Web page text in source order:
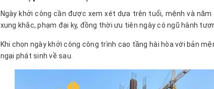
Ngày khởi công cần được xem xét dựa trên tuổi, mệnh và
xung khắc, phạm đại kỵ, đồng thời ưu tiên ngày có ngũ hành
Khi chọn ngày khởi công công trình cao tầng hài hòa với bản
ngại phát sinh về sau.